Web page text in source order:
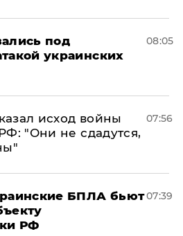
под
украинских
08:05
исход войны
"Они не сдадутся,
07:56
БПЛА бьют
РФ
07:39